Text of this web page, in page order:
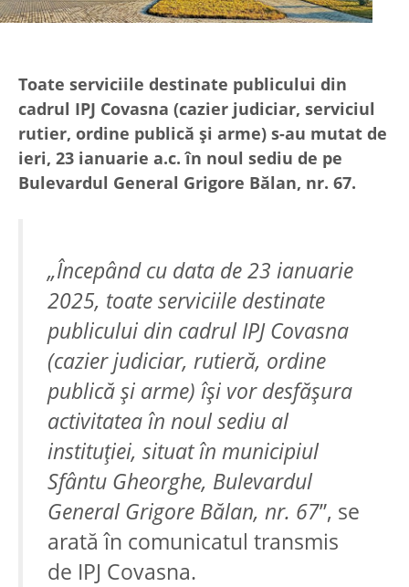
Toate serviciile destinate publicului din
cadrul IPJ Covasna (cazier judiciar, serviciul
rutier, ordine publică și arme) s-au mutat de
ieri, 23 ianuarie a.c. în noul sediu de pe
Bulevardul General Grigore Bălan, nr. 67.
„Începând cu data de 23 ianuarie
2025, toate serviciile destinate
publicului din cadrul IPJ Covasna
(cazier judiciar, rutieră, ordine
publică și arme) își vor desfășura
activitatea în noul sediu al
instituției, situat în municipiul
Sfântu Gheorghe, Bulevardul
General Grigore Bălan, nr. 67”, se
arată în comunicatul transmis
de IPJ Covasna.